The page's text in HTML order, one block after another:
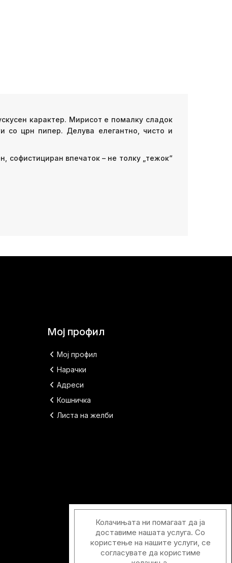
карактер. Мирисот е помалку сладок
со црн пипер. Делува елегантно, чисто и
впечаток – не толку „тежок“
Мој профил
Мој профил
Нарачки
Адреси
Кошничка
Листа на желби
Колачињата ни помагаат да ја
доставиме нашата услуга. Со
користење на нашите услуги, се
согласувате да користиме